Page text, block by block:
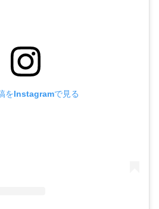
をInstagramで見る